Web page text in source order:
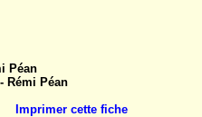
Péan
Rémi Péan
Imprimer cette fiche